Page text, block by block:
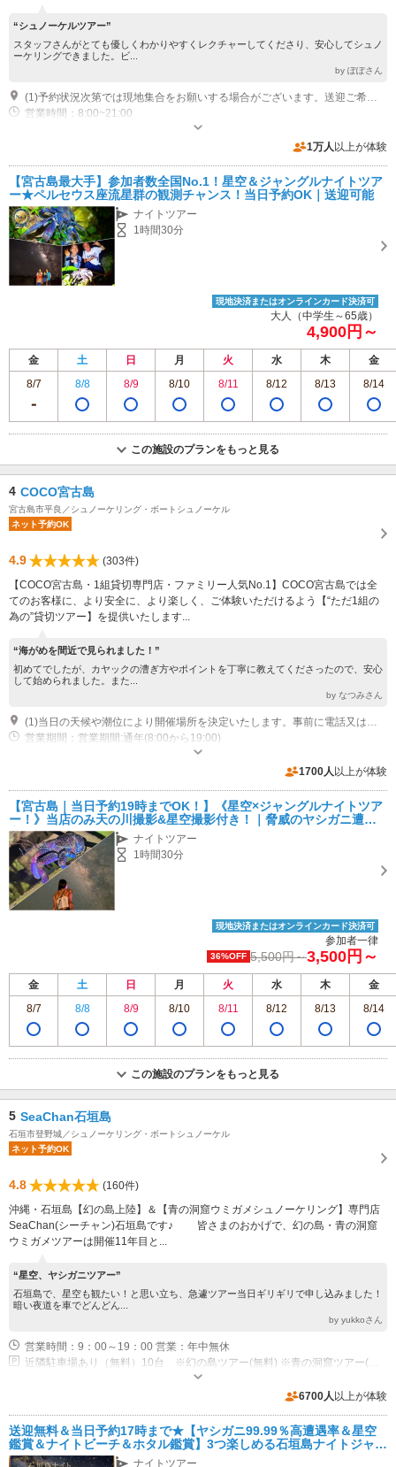
“シュノーケルツアー”
スタッフさんがとても優しくわかりやすくレクチャーしてくださり、安心してシュノ
ーケリングできました。ビ...
by ぽぽさん
(1)予約状況次第では現地集合をお願いする場合がございます。送迎ご希望の場合は予約完了後にご連絡ください。
営業時間：8:00~21:00
1万人 以上が体験
【宮古島最大手】参加者数全国No.1！星空＆ジャングルナイトツア
ー★ペルセウス座流星群の観測チャンス！当日予約OK｜送迎可能
ナイトツアー
1時間30分
現地決済またはオンラインカード決済可
大人（中学生～65歳）
4,900円～
金 土 日 月 火 水 木
金
8/7
8/8 8/9 8/10 8/11 8/12 8/13 8/14
この施設のプランをもっと見る
4 COCO宮古島
宮古島市平良／シュノーケリング・ボートシュノーケル
ネット予約OK
4.9
(303件)
【COCO宮古島・1組貸切専門店・ファミリー人気No.1】COCO宮古島では全
てのお客様に、より安全に、より楽しく、ご体験いただけるよう【“ただ1組の
為の”貸切ツアー】を提供いたします...
“海がめを間近で見られました！”
初めてでしたが、カヤックの漕ぎ方やポイントを丁寧に教えてくださったので、安心
して始められました。また...
by なつみさん
(1)当日の天候や潮位により開催場所を決定いたします。事前に電話又はメールにてご連絡差し上げます。
営業期間：営業期間:通年(8:00から19:00)
1700人 以上が体験
【宮古島｜当日予約19時までOK！】《星空×ジャングルナイトツア
ー！》当店のみ天の川撮影&星空撮影付き！｜脅威のヤシガニ遭遇
率99.9%！
ナイトツアー
1時間30分
現地決済またはオンラインカード決済可
参加者一律
36%OFF 5,500円～3,500円～
金 土 日 月 火 水 木
金
8/7
8/8 8/9 8/10 8/11 8/12 8/13 8/14
この施設のプランをもっと見る
5 SeaChan石垣島
石垣市登野城／シュノーケリング・ボートシュノーケル
ネット予約OK
4.8
(160件)
沖縄・石垣島【幻の島上陸】＆【青の洞窟ウミガメシュノーケリング】専門店
SeaChan(シーチャン)石垣島です♪ 皆さまのおかげで、幻の島・青の洞窟
ウミガメツアーは開催11年目と...
“星空、ヤシガニツアー”
石垣島で、星空も観たい！と思い立ち、急遽ツアー当日ギリギリで申し込みました！
暗い夜道を車でどんどん...
by yukkoさん
営業時間：9：00～19：00 営業：年中無休
6700人 以上が体験
送迎無料＆当日予約17時まで★【ヤシガニ99.99％高遭遇率＆星空
鑑賞＆ナイトビーチ＆ホタル鑑賞】3つ楽しめる石垣島ナイトジャン
グル＆ドライブツアー！備品・無料レンタル付／女性・カップル・
ナイトツアー